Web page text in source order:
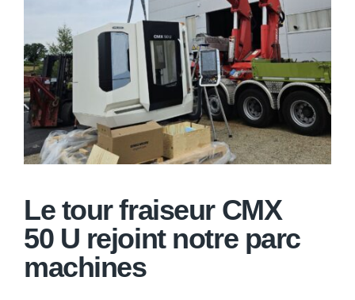
Le tour fraiseur CMX
50 U rejoint notre parc
machines